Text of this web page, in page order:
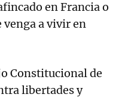
en Francia o
venga a vivir en
Constitucional de
libertades y